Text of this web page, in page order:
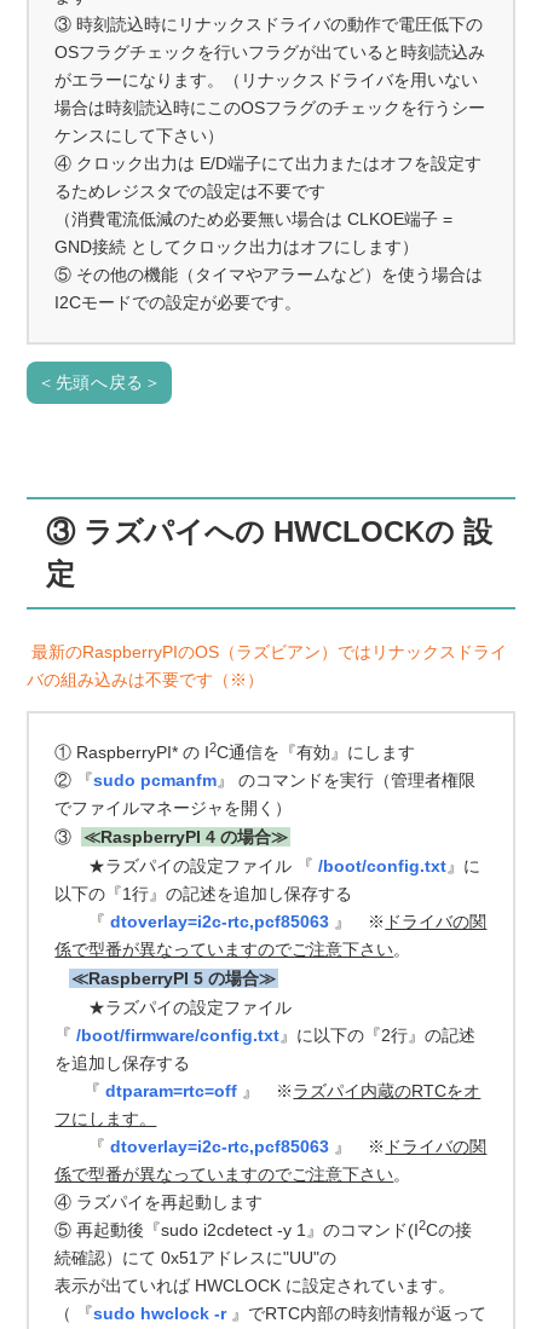
③ 時刻読込時にリナックスドライバの動作で電圧低下の
OSフラグチェックを行いフラグが出ていると時刻読込み
がエラーになります。（リナックスドライバを用いない
場合は時刻読込時にこのOSフラグのチェックを行うシー
ケンスにして下さい）
④ クロック出力は E/D端子にて出力またはオフを設定す
るためレジスタでの設定は不要です
（消費電流低減のため必要無い場合は CLKOE端子 =
GND接続 としてクロック出力はオフにします）
⑤ その他の機能（タイマやアラームなど）を使う場合は
I2Cモードでの設定が必要です。
＜先頭へ戻る＞
③ ラズパイへの HWCLOCKの 設
定
最新のRaspberryPIのOS（ラズビアン）ではリナックスドライ
バの組み込みは不要です（※）
① RaspberryPI* の I2C通信を『有効』にします
② 『sudo pcmanfm』 のコマンドを実行（管理者権限
でファイルマネージャを開く）
③
≪RaspberryPI 4 の場合≫
★ラズパイの設定ファイル 『/boot/config.txt』に
以下の『1行』の記述を追加し保存する
『 dtoverlay=i2c-rtc,pcf85063 』 ※ ドライバの関
係で型番が異なっていますのでご注意下さい。
≪RaspberryPI 5 の場合≫
★ラズパイの設定ファイル
『/boot/firmware/config.txt』に以下の 『2行』の記述
を追加し保存する
『 dtparam=rtc=off 』 ※ラズパイ内蔵のRTCをオ
フにします。
『 dtoverlay=i2c-rtc,pcf85063 』 ※ ドライバの関
係で型番が異なっていますのでご注意下さい。
④ ラズパイを再起動します
⑤ 再起動後『sudo i2cdetect -y 1』のコマンド(I2Cの接
続確認）にて 0x51アドレスに"UU"の
表示が出ていれば HWCLOCK に設定されています。
（ 『sudo hwclock -r』でRTC内部の時刻情報が返って